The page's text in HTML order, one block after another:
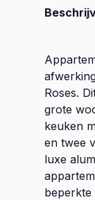
Roses.
grote
keuken
en twee
luxe